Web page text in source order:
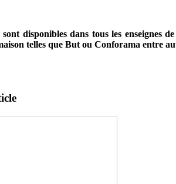
disponibles dans tous les enseignes
telles que But ou Conforama entre